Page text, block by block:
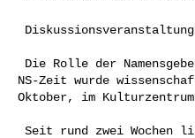
NS-Zeit wurde
Oktober, im